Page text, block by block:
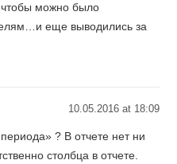
можно было
еще выводились за
10.05.2016 at 18:09
? В отчете нет ни
столбца в отчете.